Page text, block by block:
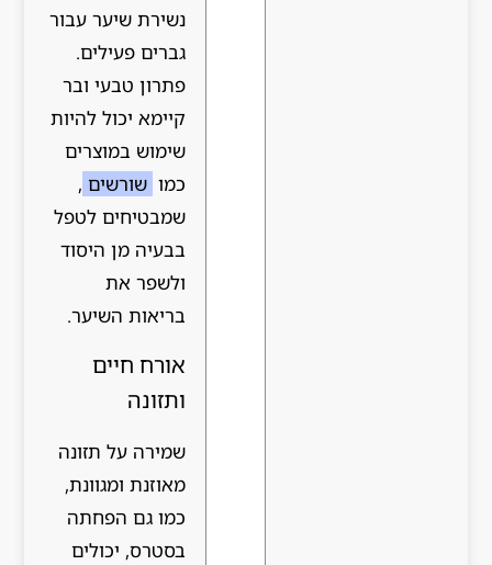
נשירת שיער עבור
גברים פעילים.
פתרון טבעי ובר
קיימא יכול להיות
שימוש במוצרים
שורשים ,
שמבטיחים לטפל
בבעיה מן היסוד
ולשפר את
בריאות השיער.
אורח חיים
ותזונה
שמירה על תזונה
מאוזנת ומגוונת,
כמו גם הפחתה
בסטרס, יכולים